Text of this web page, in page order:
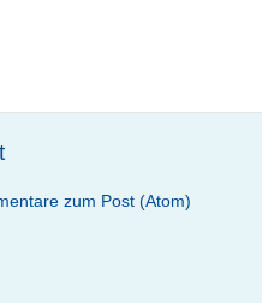
zum Post (Atom)